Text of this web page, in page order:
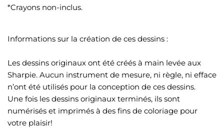
*Crayons non-inclus.
Informations sur la création de ces dessins :
Les dessins originaux ont été créés à main levée aux
Sharpie. Aucun instrument de mesure, ni règle, ni efface
n’ont été utilisés pour la conception de ces dessins.
Une fois les dessins originaux terminés, ils sont
numérisés et imprimés à des fins de coloriage pour
votre plaisir!